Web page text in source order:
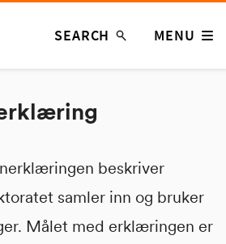
SEARCH MENU
beskriver
samler inn og bruker
Målet med erklæringen er